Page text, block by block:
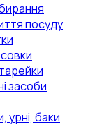
посуду
засоби
урні, баки